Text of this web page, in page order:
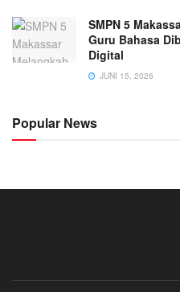
SMPN 5
Guru Bahasa
Digital
JUNI 15, 2026
Popular News